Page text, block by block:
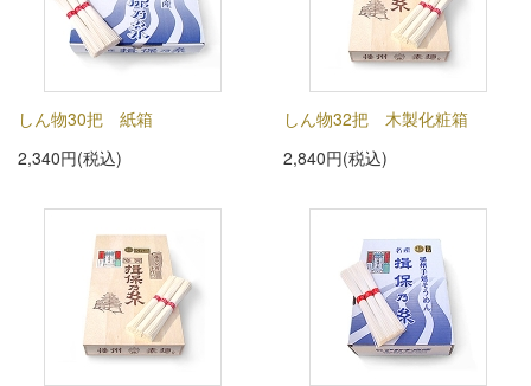
しん物30把 紙箱
2,340円(税込)
しん物32把 木製化粧箱
2,840円(税込)